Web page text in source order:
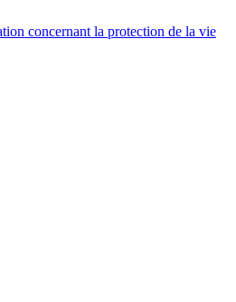
concernant la protection de la vie